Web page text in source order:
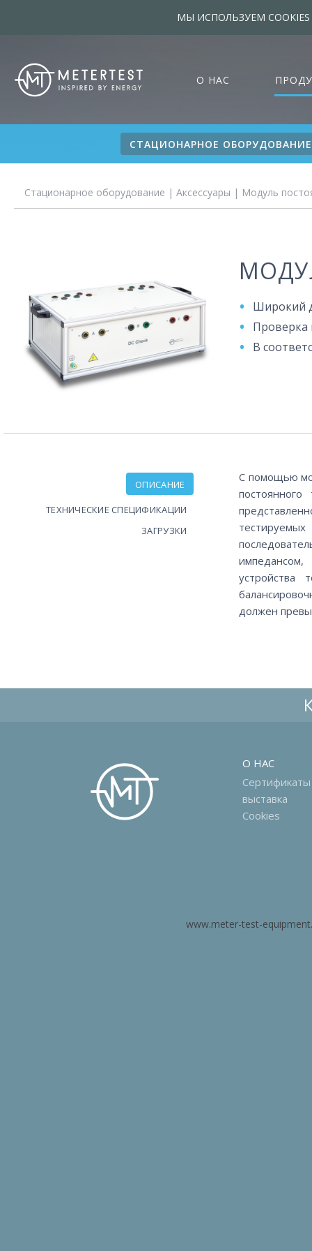
МЫ ИСПОЛЬЗУЕМ
О НАС
СТАЦИОНАРНОЕ ОБОРУДОВАНИЕ
Стационарное оборудование | Аксессуары | Модуль
Широкий
Проверка
В
ОПИСАНИЕ
ТЕХНИЧЕСКИЕ СПЕЦИФИКАЦИИ
ЗАГРУЗКИ
С помощью
устройства
должен
О НАС
Сертификаты
выставка
Cookies
www.meter-test-